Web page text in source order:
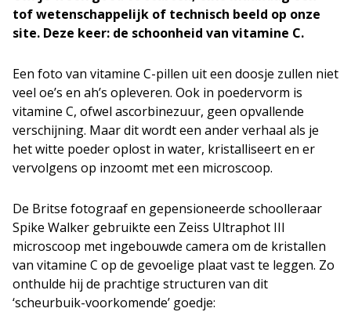
tof wetenschappelijk of technisch beeld op onze
site. Deze keer: de schoonheid van vitamine C.
Een foto van vitamine C-pillen uit een doosje zullen niet
veel oe’s en ah’s opleveren. Ook in poedervorm is
vitamine C, ofwel ascorbinezuur, geen opvallende
verschijning. Maar dit wordt een ander verhaal als je
het witte poeder oplost in water, kristalliseert en er
vervolgens op inzoomt met een microscoop.
De Britse fotograaf en gepensioneerde schoolleraar
Spike Walker gebruikte een Zeiss Ultraphot III
microscoop met ingebouwde camera om de kristallen
van vitamine C op de gevoelige plaat vast te leggen. Zo
onthulde hij de prachtige structuren van dit
‘scheurbuik-voorkomende’ goedje: